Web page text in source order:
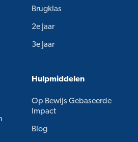
Brugklas
2e Jaar
3e Jaar
Hulpmiddelen
Op Bewijs Gebaseerde
Impact
Blog